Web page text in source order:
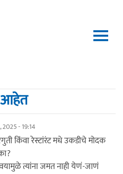
- 19:14
किंवा रेस्टांरंट मधे उकडीचे मोदक
त्यांना जमत नाही येणं-जाणं